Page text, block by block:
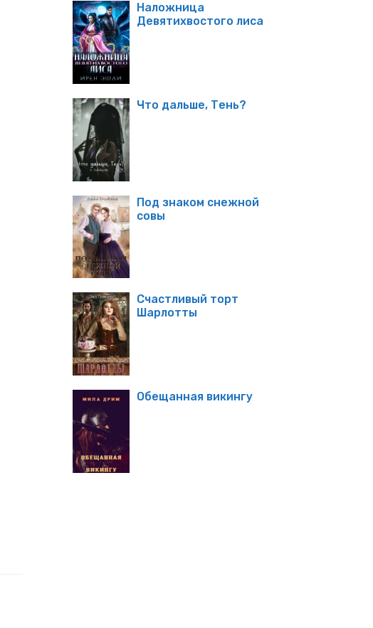
Наложница
Девятихвостого лиса
Что дальше, Тень?
Под знаком снежной
совы
Счастливый торт
Шарлотты
Обещанная викингу